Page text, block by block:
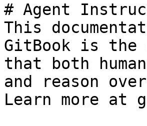
# Agent
This
GitBook is the
that both
and reason
Learn more at